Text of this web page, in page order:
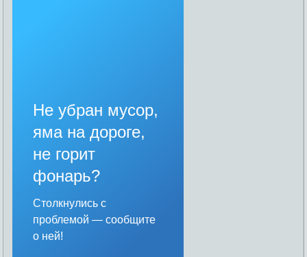
Не убран мусор,
яма на дороге,
не горит
фонарь?
Столкнулись с
проблемой — сообщите
о ней!